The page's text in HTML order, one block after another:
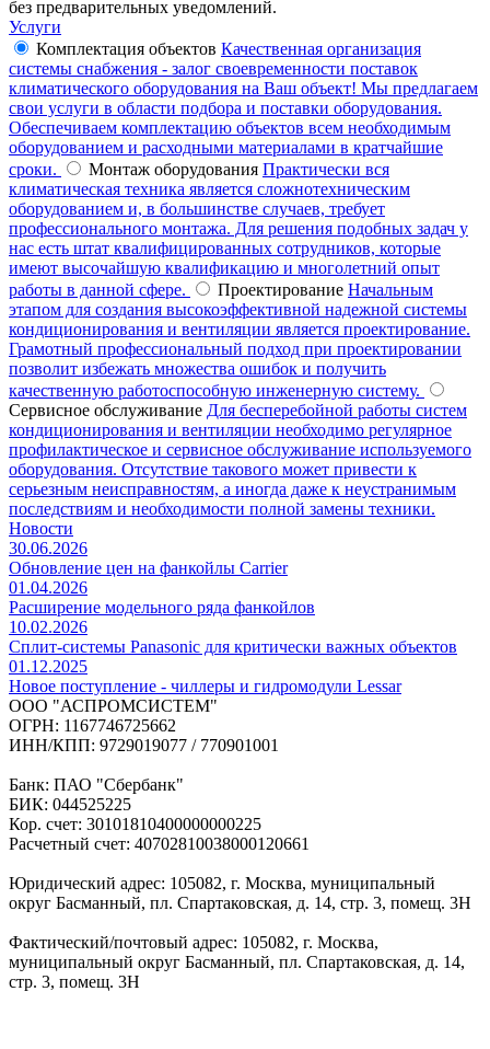
без предварительных уведомлений.
Услуги
Комплектация объектов Качественная организация
системы снабжения - залог своевременности поставок
климатического оборудования на Ваш объект! Мы предлагаем
свои услуги в области подбора и поставки оборудования.
Обеспечиваем комплектацию объектов всем необходимым
оборудованием и расходными материалами в кратчайшие
сроки.
Монтаж оборудования Практически вся
климатическая техника является сложнотехническим
оборудованием и, в большинстве случаев, требует
профессионального монтажа. Для решения подобных задач у
нас есть штат квалифицированных сотрудников, которые
имеют высочайшую квалификацию и многолетний опыт
работы в данной сфере.
Проектирование Начальным
этапом для создания высокоэффективной надежной системы
кондиционирования и вентиляции является проектирование.
Грамотный профессиональный подход при проектировании
позволит избежать множества ошибок и получить
качественную работоспособную инженерную систему.
Сервисное обслуживание Для бесперебойной работы систем
кондиционирования и вентиляции необходимо регулярное
профилактическое и сервисное обслуживание используемого
оборудования. Отсутствие такового может привести к
серьезным неисправностям, а иногда даже к неустранимым
последствиям и необходимости полной замены техники.
Новости
30.06.2026
Обновление цен на фанкойлы Carrier
01.04.2026
Расширение модельного ряда фанкойлов
10.02.2026
Сплит-системы Panasonic для критически важных объектов
01.12.2025
Новое поступление - чиллеры и гидромодули Lessar
ООО "АСПРОМСИСТЕМ"
ОГРН: 1167746725662
ИНН/КПП: 9729019077 / 770901001
Банк: ПАО "Сбербанк"
БИК: 044525225
Кор. счет: 30101810400000000225
Расчетный счет: 40702810038000120661
Юридический адрес: 105082, г. Москва, муниципальный
округ Басманный, пл. Спартаковская, д. 14, стр. 3, помещ. 3Н
Фактический/почтовый адрес: 105082, г. Москва,
муниципальный округ Басманный, пл. Спартаковская, д. 14,
стр. 3, помещ. 3Н